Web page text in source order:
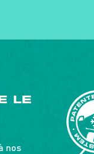
LE
nos